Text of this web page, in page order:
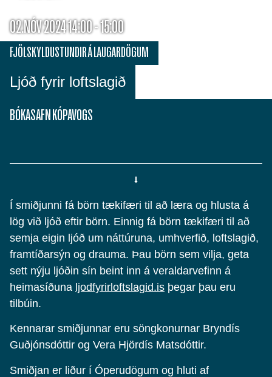
02.NÓV 2024 14:00 - 15:00
Ljóð fyrir loftslagið
FJÖLSKYLDUSTUNDIR Á LAUGARDÖGUM
BÓKASAFN KÓPAVOGS
Í smiðjunni fá börn tækifæri til að læra og hlusta á
lög við ljóð eftir börn. Einnig fá börn tækifæri til að
semja eigin ljóð um náttúruna, umhverfið, loftslagið,
framtíðarsýn og drauma. Þau börn sem vilja, geta
sett nýju ljóðin sín beint inn á veraldarvefinn á
heimasíðuna ljodfyrirloftslagid.is þegar þau eru
tilbúin.
Kennarar smiðjunnar eru söngkonurnar Bryndís
Guðjónsdóttir og Vera Hjördís Matsdóttir.
Smiðjan er liður í Óperudögum og hluti af